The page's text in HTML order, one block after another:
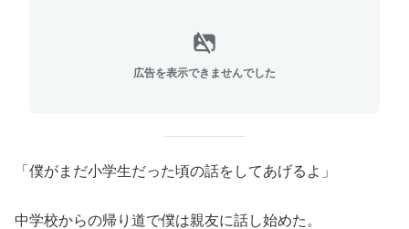
広告を表示できませんでした
「僕がまだ小学生だった頃の話をしてあげるよ」
中学校からの帰り道で僕は親友に話し始めた。